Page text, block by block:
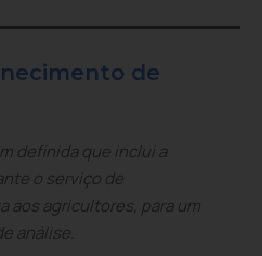
de
definida que inclui a
o serviço de
aos agricultores, para um
análise.